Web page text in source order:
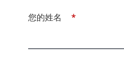
*
您的姓名